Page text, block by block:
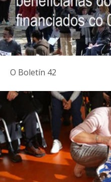
O Boletín 42